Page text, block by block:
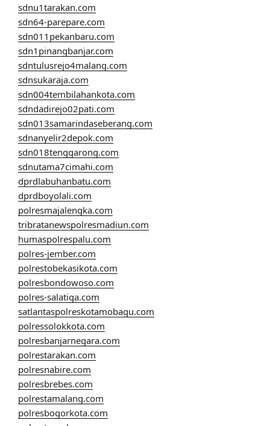
sdnu1tarakan.com
sdn64-parepare.com
sdn011pekanbaru.com
sdn1pinangbanjar.com
sdntulusrejo4malang.com
sdnsukaraja.com
sdn004tembilahankota.com
sdndadirejo02pati.com
sdn013samarindaseberang.com
sdnanyelir2depok.com
sdn018tenggarong.com
sdnutama7cimahi.com
dprdlabuhanbatu.com
dprdboyolali.com
polresmajalengka.com
tribratanewspolresmadiun.com
humaspolrespalu.com
polres-jember.com
polrestobekasikota.com
polresbondowoso.com
polres-salatiga.com
satlantaspolreskotamobagu.com
polressolokkota.com
polresbanjarnegara.com
polrestarakan.com
polresnabire.com
polresbrebes.com
polrestamalang.com
polresbogorkota.com